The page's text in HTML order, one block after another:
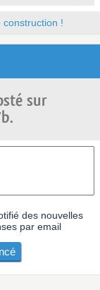
!
sur
des nouvelles
par email